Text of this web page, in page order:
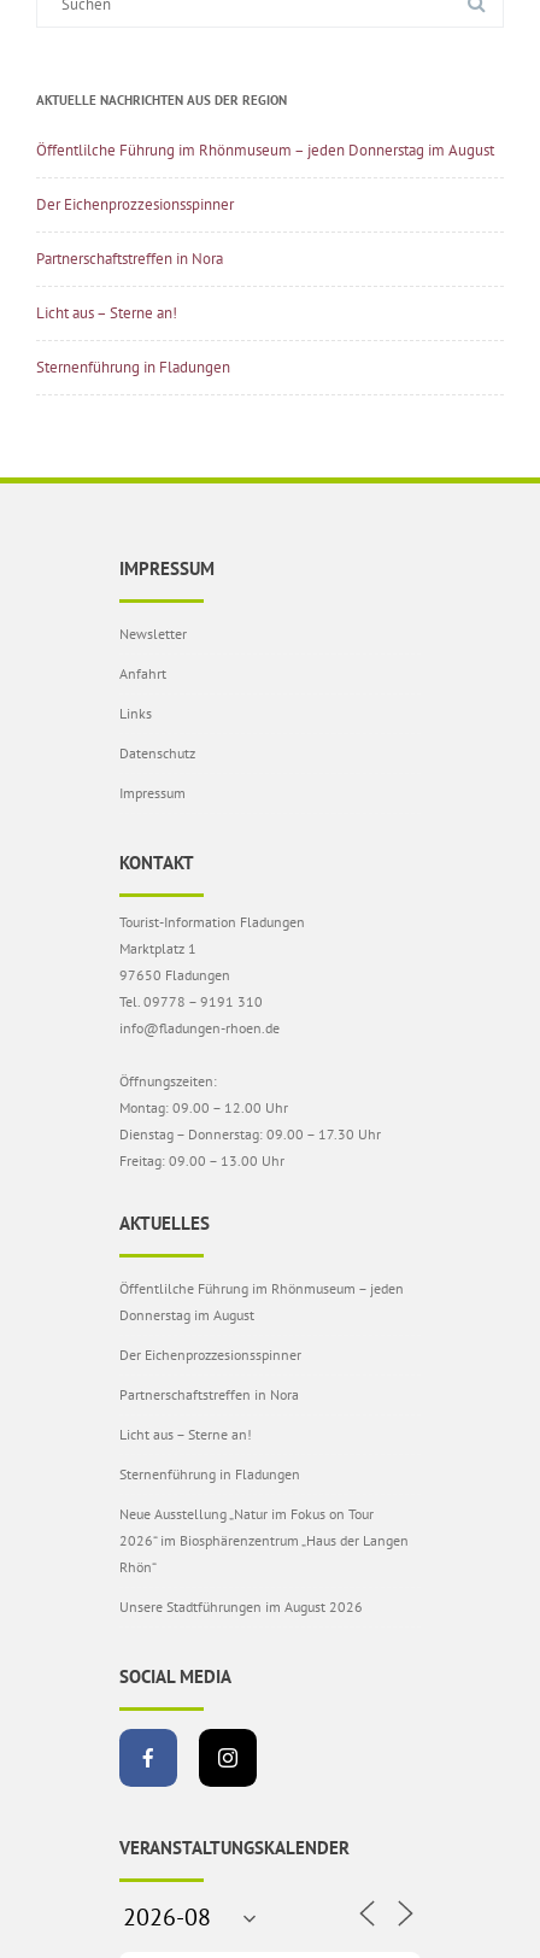
AKTUELLE NACHRICHTEN AUS DER REGION
Öffentlilche Führung im Rhönmuseum – jeden Donnerstag im August
Der Eichenprozzesionsspinner
Partnerschaftstreffen in Nora
Licht aus – Sterne an!
Sternenführung in Fladungen
IMPRESSUM
Newsletter
Anfahrt
Links
Datenschutz
Impressum
KONTAKT
Tourist-Information Fladungen
Marktplatz 1
97650 Fladungen
Tel. 09778 – 9191 310
info@fladungen-rhoen.de
Öffnungszeiten:
Montag: 09.00 – 12.00 Uhr
Dienstag – Donnerstag: 09.00 – 17.30 Uhr
Freitag: 09.00 – 13.00 Uhr
AKTUELLES
Öffentlilche Führung im Rhönmuseum – jeden
Donnerstag im August
Der Eichenprozzesionsspinner
Partnerschaftstreffen in Nora
Licht aus – Sterne an!
Sternenführung in Fladungen
Neue Ausstellung „Natur im Fokus on Tour
2026“ im Biosphärenzentrum „Haus der Langen
Rhön“
Unsere Stadtführungen im August 2026
SOCIAL MEDIA
VERANSTALTUNGSKALENDER